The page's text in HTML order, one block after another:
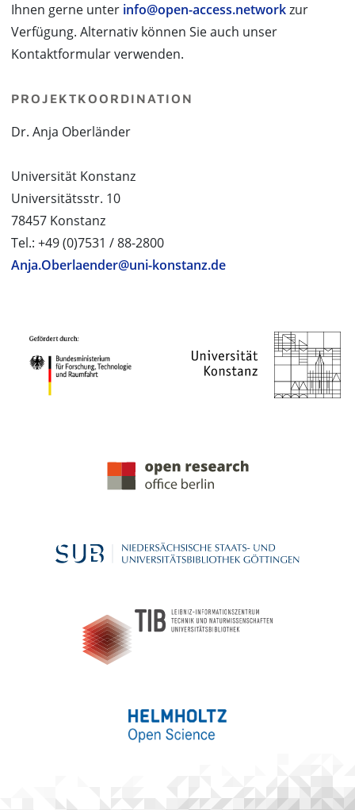
Ihnen gerne unter info@open-access.networkzur
Verfügung. Alternativ können Sie auch unser
Kontaktformular verwenden.
PROJEKTKOORDINATION
Dr. Anja Oberländer
Universität Konstanz
Universitätsstr. 10
78457 Konstanz
Tel.: +49 (0)7531 / 88-2800
Anja.Oberlaender@uni-konstanz.de